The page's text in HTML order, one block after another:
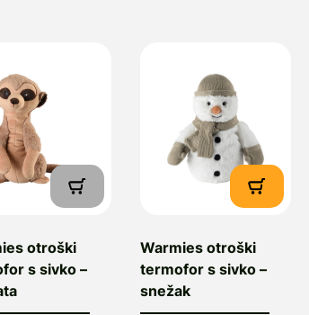
otroški
s sivko –
Warmies otroški
termofor s sivko –
snežak